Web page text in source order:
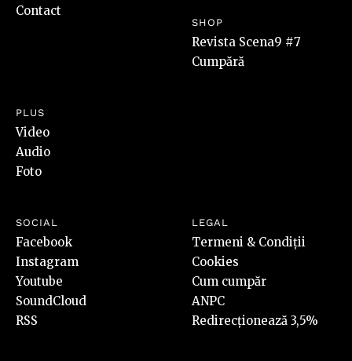
Contact
SHOP
Revista Scena9 #7
Cumpără
PLUS
Video
Audio
Foto
SOCIAL
Facebook
Instagram
Youtube
SoundCloud
RSS
LEGAL
Termeni & Condiții
Cookies
Cum cumpăr
ANPC
Redirecționează 3,5%